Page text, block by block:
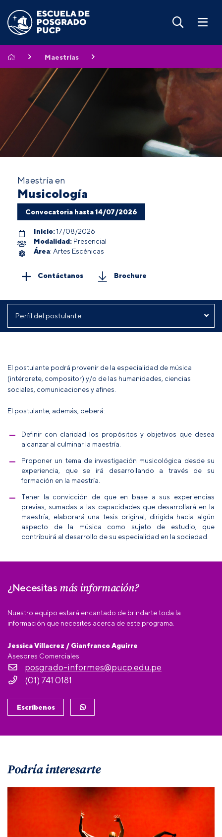
Maestrías
Maestría en
Musicología
Convocatoria hasta 14/07/2026
Inicio:17/08/2026
Modalidad: Presencial
Área: Artes Escénicas
Contáctanos Brochure
El postulante podrá provenir de la especialidad de música
(intérprete, compositor) y/o de las humanidades, ciencias
sociales, comunicaciones y afines.
El postulante, además, deberá:
Definir con claridad los propósitos y objetivos que desea
alcanzar al culminar la maestría.
Proponer un tema de investigación musicológica desde su
experiencia, que se irá desarrollando a través de su
formación en la maestría.
Tener la convicción de que en base a sus experiencias
previas, sumadas a las capacidades que desarrollará en la
maestría, elaborará una tesis original, dirigida hacia algún
aspecto de la música como sujeto de estudio, que
contribuirá al desarrollo de su especialidad en la sociedad.
¿Necesitas más información?
Nuestro equipo estará encantado de brindarte toda la
información que necesites acerca de este programa.
Jessica Villacrez / Gianfranco Aguirre
Asesores Comerciales
posgrado-informes@pucp.edu.pe
(01) 741 0181
Escríbenos
Podría interesarte